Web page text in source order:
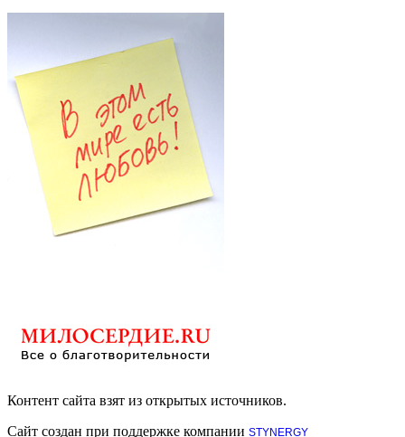
Контент сайта взят из открытых источников.
Сайт создан при поддержке компании STYNERGY